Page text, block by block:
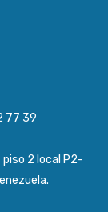
77 39
2 local P2-